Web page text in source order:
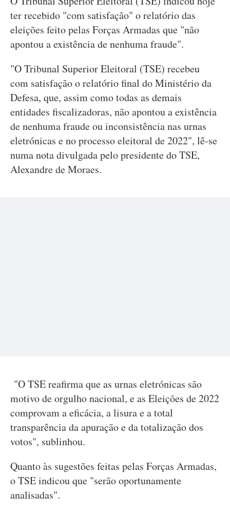
ter recebido "com satisfação" o relatório das
eleições feito pelas Forças Armadas que "não
apontou a existência de nenhuma fraude".
"O Tribunal Superior Eleitoral (TSE) recebeu
com satisfação o relatório final do Ministério da
Defesa, que, assim como todas as demais
entidades fiscalizadoras, não apontou a existência
de nenhuma fraude ou inconsistência nas urnas
eletrónicas e no processo eleitoral de 2022", lê-se
numa nota divulgada pelo presidente do TSE,
Alexandre de Moraes.
"O TSE reafirma que as urnas eletrónicas são
motivo de orgulho nacional, e as Eleições de 2022
comprovam a eficácia, a lisura e a total
transparência da apuração e da totalização dos
votos", sublinhou.
Quanto às sugestões feitas pelas Forças Armadas,
o TSE indicou que "serão oportunamente
analisadas".